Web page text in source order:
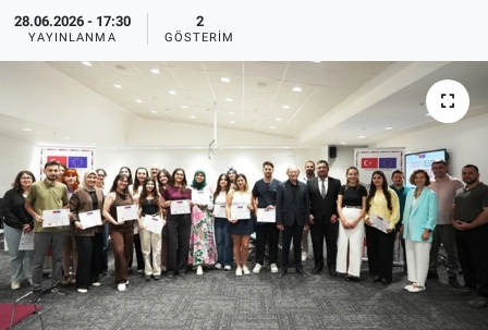
28.06.2026 - 17:30
YAYINLANMA
2
GÖSTERIM
İletişim
Tüm Manşetler
Son Dakika Haberleri